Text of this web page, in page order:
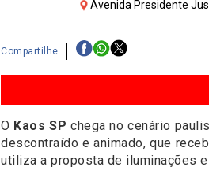
Avenida Presidente
Compartilhe
O Kaos SP chega no cenário
descontraído e animado, que
utiliza a proposta de iluminações